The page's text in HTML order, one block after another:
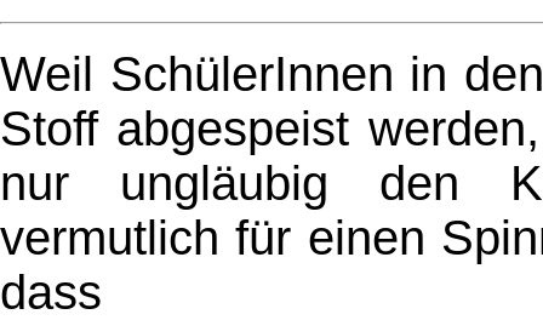
Weil SchülerInnen in
Stoff abgespeist
nur ungläubig den
vermutlich für einen
dass